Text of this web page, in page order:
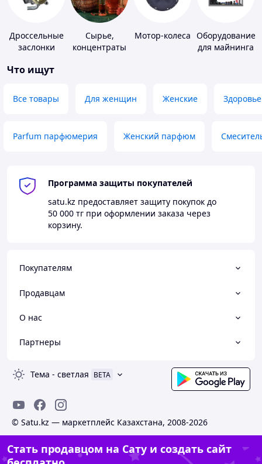
Дроссельные
заслонки
Сырье,
концентраты
Мотор-колеса Оборудование
для майнинга
Что ищут
Все товары Для женщин Женские Здоровье
Parfum парфюмерия Женский парфюм
Программа защиты покупателей
satu.kz предоставляет защиту покупок до
50 000 тг при оформлении заказа через
корзину.
Покупателям
Продавцам
О нас
Партнеры
Тема - светлая BETA
© Satu.kz — маркетплейс Казахстана, 2008-2026
Стать продавцом на Сату и создать сайт